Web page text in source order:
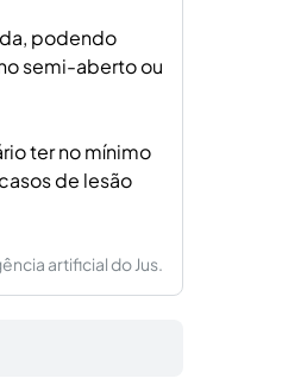
podendo
semi-aberto ou
ter no mínimo
de lesão
artificial do Jus.